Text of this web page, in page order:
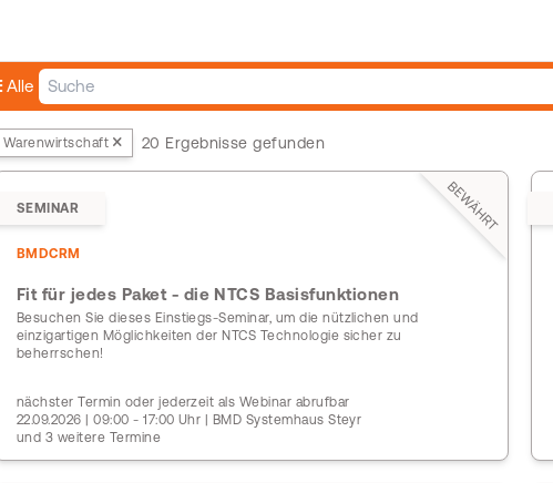
Alle
Warenwirtschaft 20 Ergebnisse gefunden
BEWÄHRT
SEMINAR
BMDCRM
Fit für jedes Paket - die NTCS Basisfunktionen
Besuchen Sie dieses Einstiegs-Seminar, um die nützlichen und
einzigartigen Möglichkeiten der NTCS Technologie sicher zu
beherrschen!
nächster Termin oder jederzeit als Webinar abrufbar
22.09.2026 | 09:00 - 17:00 Uhr | BMD Systemhaus Steyr
und 3 weitere Termine